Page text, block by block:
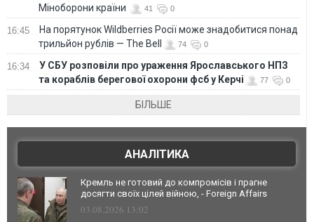
Міноборони країни 41 0
16:45
На порятунок Wildberries Росії може знадобитися понад
трильйон рублів — The Bell
74 0
16:34
У СБУ розповіли про ураження Ярославського НПЗ
та кораблів берегової охорони фсб у Керчі
77 0
БІЛЬШЕ
АНАЛІТИКА
Кремль не готовий до компромісів і прагне
досягти своїх цілей війною, - Foreign Affairs
03.08.2026 13:02